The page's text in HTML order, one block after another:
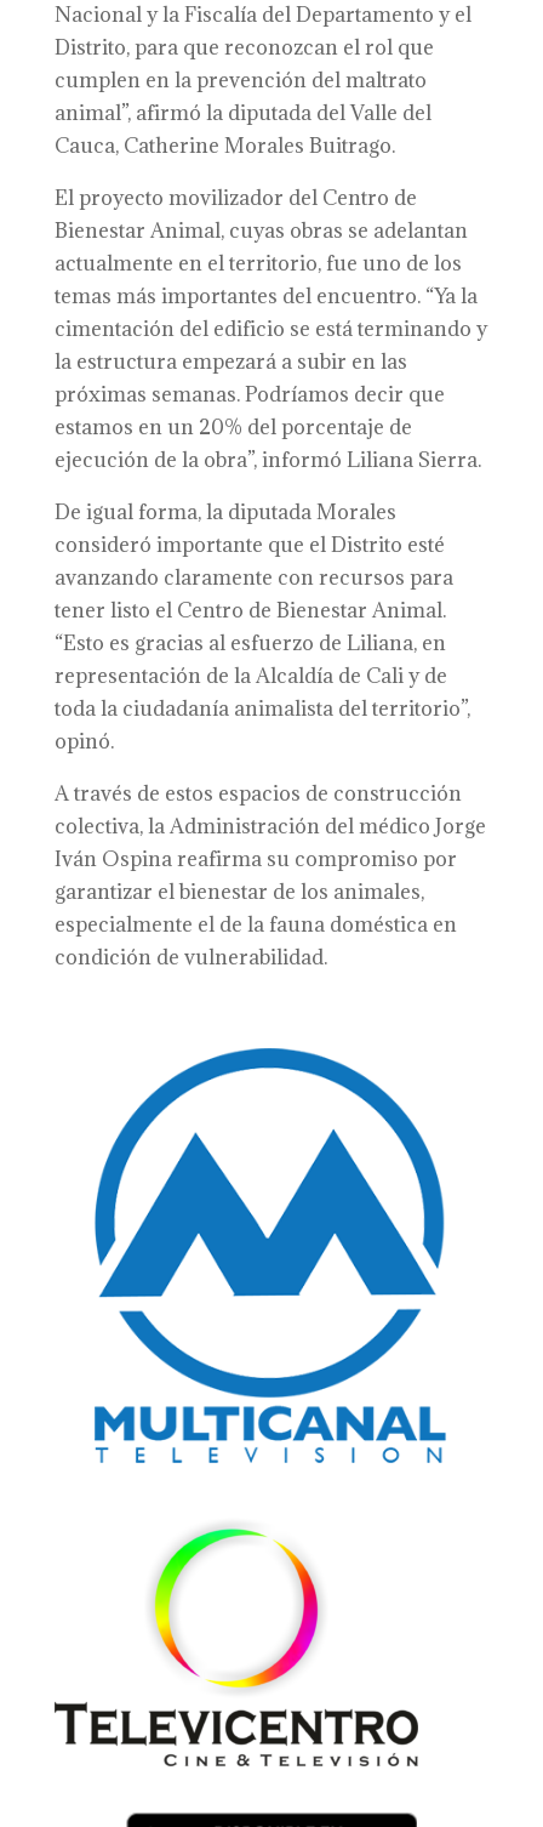
Nacional y la Fiscalía del Departamento y el
Distrito, para que reconozcan el rol que
cumplen en la prevención del maltrato
animal”, afirmó la diputada del Valle del
Cauca, Catherine Morales Buitrago.
El proyecto movilizador del Centro de
Bienestar Animal, cuyas obras se adelantan
actualmente en el territorio, fue uno de los
temas más importantes del encuentro. “Ya la
cimentación del edificio se está terminando y
la estructura empezará a subir en las
próximas semanas. Podríamos decir que
estamos en un 20% del porcentaje de
ejecución de la obra”, informó Liliana Sierra.
De igual forma, la diputada Morales
consideró importante que el Distrito esté
avanzando claramente con recursos para
tener listo el Centro de Bienestar Animal.
“Esto es gracias al esfuerzo de Liliana, en
representación de la Alcaldía de Cali y de
toda la ciudadanía animalista del territorio”,
opinó.
A través de estos espacios de construcción
colectiva, la Administración del médico Jorge
Iván Ospina reafirma su compromiso por
garantizar el bienestar de los animales,
especialmente el de la fauna doméstica en
condición de vulnerabilidad.